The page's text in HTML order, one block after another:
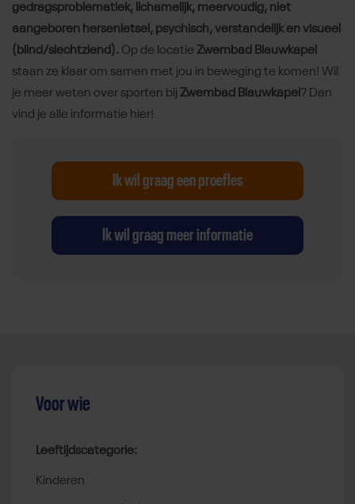
gedragsproblematiek, lichamelijk, meervoudig, niet
aangeboren hersenletsel, psychisch, verstandelijk en visueel
(blind/slechtziend). Op de locatie Zwembad Blauwkapel
staan ze klaar om samen met jou in beweging te komen! Wil
je meer weten over sporten bij Zwembad Blauwkapel ? Dan
vind je alle informatie hier!
Ik wil graag een proefles
Ik wil graag meer informatie
Voor wie
Leeftijdscategorie:
kinderen